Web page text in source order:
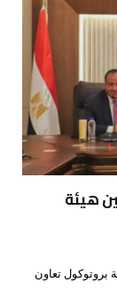
هيئة
بروتوكول تعاون